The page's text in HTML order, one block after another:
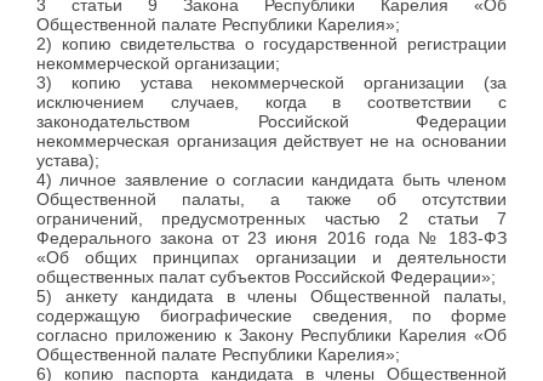
3 статьи 9 Закона Республики Карелия «Об
Общественной палате Республики Карелия»;
2) копию свидетельства о государственной регистрации
некоммерческой организации;
3) копию устава некоммерческой организации (за
исключением случаев, когда в соответствии с
законодательством Российской Федерации
некоммерческая организация действует не на основании
устава);
4) личное заявление о согласии кандидата быть членом
Общественной палаты, а также об отсутствии
ограничений, предусмотренных частью 2 статьи 7
Федерального закона от 23 июня 2016 года № 183-ФЗ
«Об общих принципах организации и деятельности
общественных палат субъектов Российской Федерации»;
5) анкету кандидата в члены Общественной палаты,
содержащую биографические сведения, по форме
согласно приложению к Закону Республики Карелия «Об
Общественной палате Республики Карелия»;
6) копию паспорта кандидата в члены Общественной